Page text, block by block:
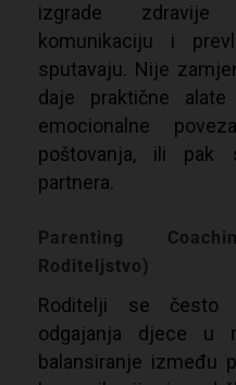
izgrade zdravije
komunikaciju i
sputavaju. Nije
daje praktične
emocionalne
poštovanja, ili pak
partnera.
Parenting
Roditeljstvo)
Roditelji se često
odgajanja djece u
balansiranje između